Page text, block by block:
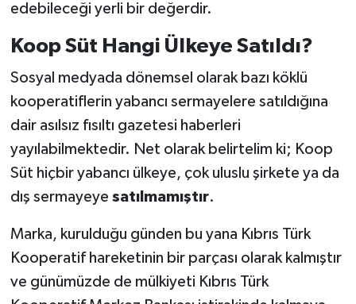
edebileceği yerli bir değerdir.
Koop Süt Hangi Ülkeye Satıldı?
Sosyal medyada dönemsel olarak bazı köklü
kooperatiflerin yabancı sermayelere satıldığına
dair asılsız fısıltı gazetesi haberleri
yayılabilmektedir. Net olarak belirtelim ki; Koop
Süt hiçbir yabancı ülkeye, çok uluslu şirkete ya da
dış sermayeye satılmamıştır.
Marka, kurulduğu günden bu yana Kıbrıs Türk
Kooperatif hareketinin bir parçası olarak kalmıştır
ve günümüzde de mülkiyeti Kıbrıs Türk